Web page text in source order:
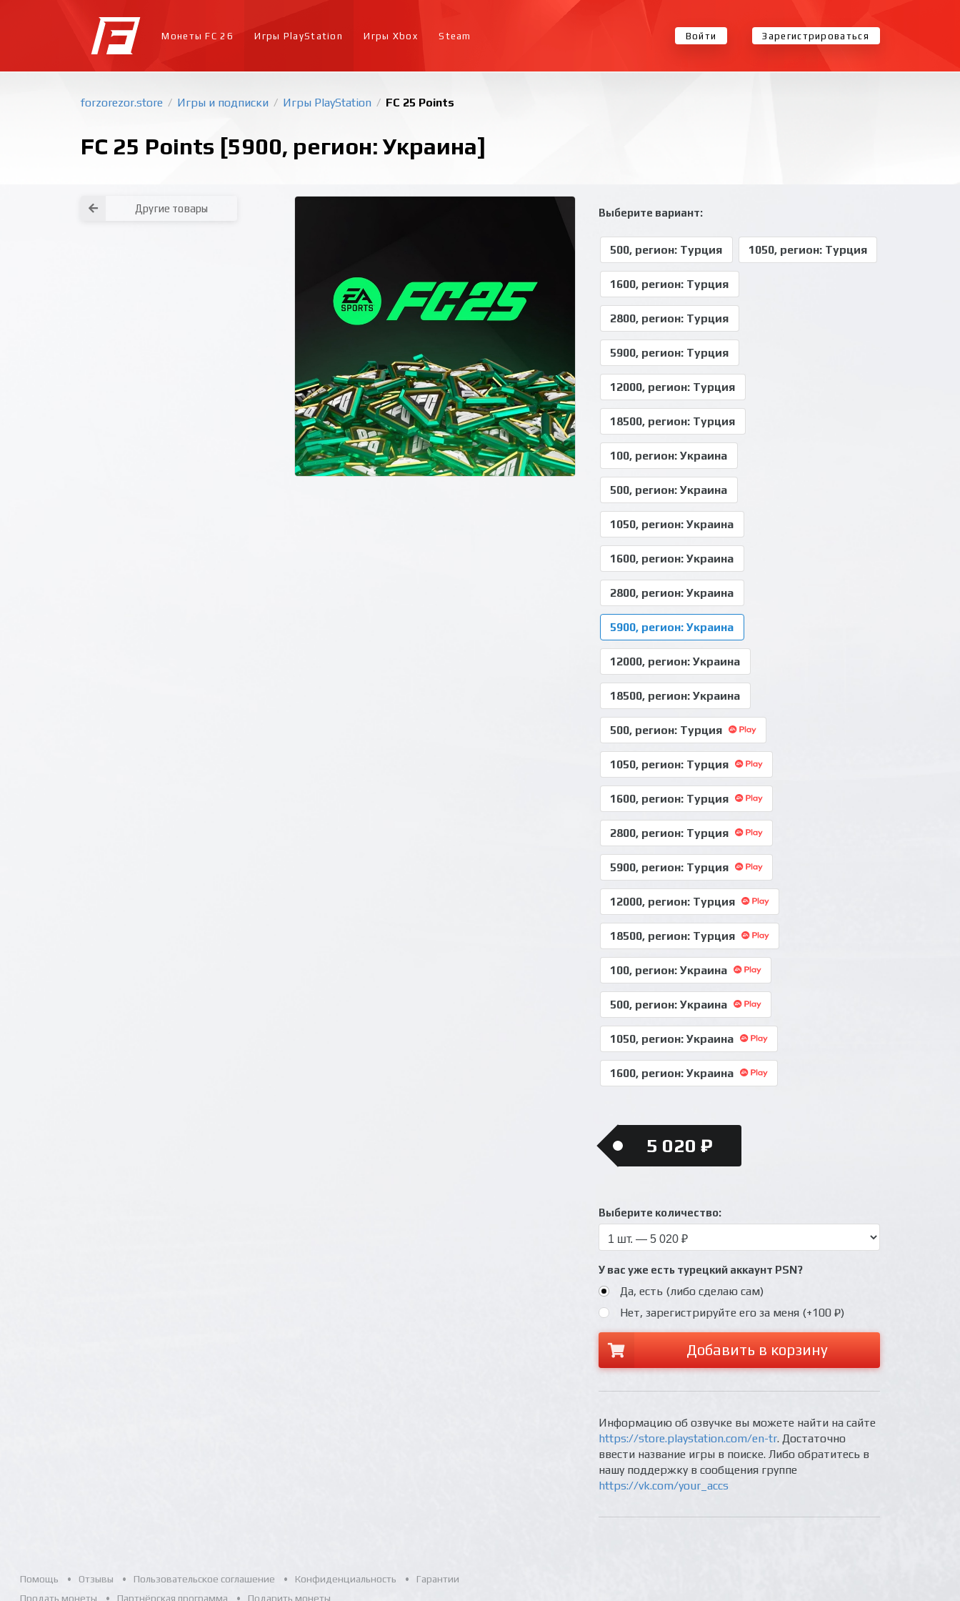
Монеты FC 26 Игры PlayStation Игры Xbox Steam Войти Зарегистрироваться
forzorezor.store / Игры и подписки / Игры PlayStation / FC 25 Points
FC 25 Points [5900, регион: Украина]
Другие товары Выберите вариант:
500, регион: Турция 1050, регион: Турция
1600, регион: Турция
2800, регион: Турция
5900, регион: Турция
12000, регион: Турция
18500, регион: Турция
100, регион: Украина
500, регион: Украина
1050, регион: Украина
1600, регион: Украина
2800, регион: Украина
5900, регион: Украина
12000, регион: Украина
18500, регион: Украина
500, регион: Турция
1050, регион: Турция
1600, регион: Турция
2800, регион: Турция
5900, регион: Турция
12000, регион: Турция
18500, регион: Турция
100, регион: Украина
500, регион: Украина
1050, регион: Украина
1600, регион: Украина
5 020 ₽
Выберите количество:
У вас уже есть турецкий аккаунт PSN?
Да, есть (либо сделаю сам)
Нет, зарегистрируйте его за меня (+100 ₽)
Добавить в корзину
Информацию об озвучке вы можете найти на сайте
https://store.playstation.com/en-tr. Достаточно
ввести название игры в поиске. Либо обратитесь в
нашу поддержку в сообщения группе
https://vk.com/your_accs
Помощь Отзывы Пользовательское соглашение Конфиденциальность
Гарантии
Продать монеты
Партнёрская программа Подарить монеты